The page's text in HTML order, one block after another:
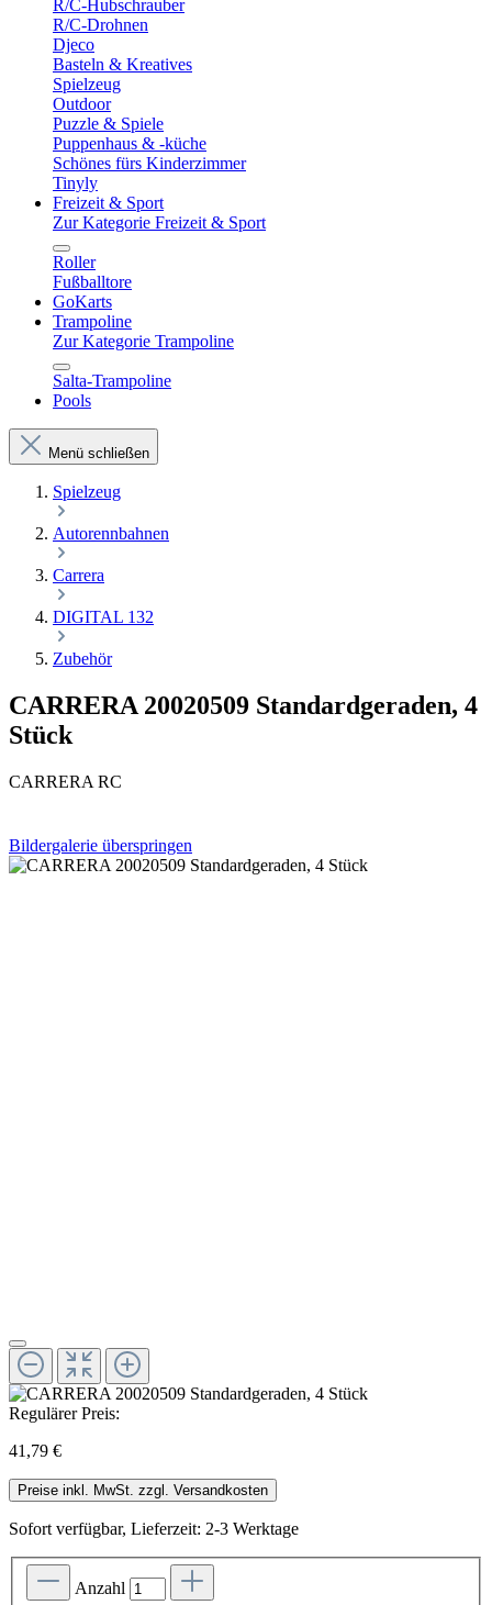
R/C-Hubschrauber
R/C-Drohnen
Djeco
Basteln & Kreatives
Spielzeug
Outdoor
Puzzle & Spiele
Puppenhaus & -küche
Schönes fürs Kinderzimmer
Tinyly
Freizeit & Sport
Zur Kategorie Freizeit & Sport
Roller
Fußballtore
GoKarts
Trampoline
Zur Kategorie Trampoline
Salta-Trampoline
Pools
Menü schließen
Spielzeug
Autorennbahnen
Carrera
DIGITAL 132
Zubehör
CARRERA 20020509 Standardgeraden, 4
Stück
CARRERA RC
Bildergalerie überspringen
Regulärer Preis:
41,79 €
Preise inkl. MwSt. zzgl. Versandkosten
Sofort verfügbar, Lieferzeit: 2-3 Werktage
Anzahl